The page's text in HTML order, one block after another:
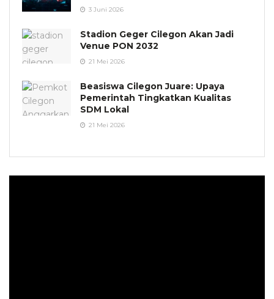
3 Juni 2026
Stadion Geger Cilegon Akan Jadi
Venue PON 2032
21 Mei 2026
Beasiswa Cilegon Juare: Upaya
Pemerintah Tingkatkan Kualitas
SDM Lokal
21 Mei 2026